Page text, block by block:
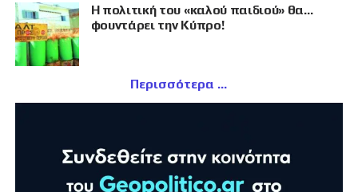
Η πολιτική του «καλού παιδιού» θα…
φουντάρει την Κύπρο!
Περισσότερα